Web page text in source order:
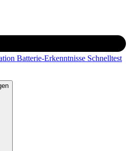
Batterie-Erkenntnisse Schnelltest